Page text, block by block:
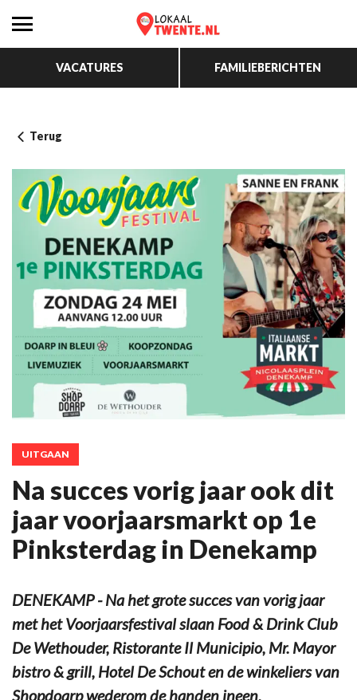
VACATURES FAMILIEBERICHTEN
Terug
UITGAAN
Na succes vorig jaar ook dit
jaar voorjaarsmarkt op 1e
Pinksterdag in Denekamp
DENEKAMP - Na het grote succes van vorig jaar
met het Voorjaarsfestival slaan Food & Drink Club
De Wethouder, Ristorante Il Municipio, Mr. Mayor
bistro & grill, Hotel De Schout en de winkeliers van
Shopdoarp wederom de handen ineen.